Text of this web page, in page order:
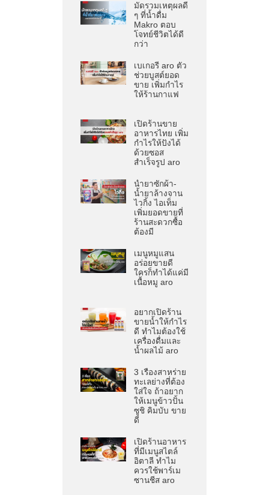
มัดรวมเหตุผลดี
ๆ ที่น้ำดื่ม
Makro ตอบ
โจทย์ชีวิตได้ดี
กว่า
เบเกอรี aro ตัว
ช่วยบูสต์ยอด
ขาย เพิ่มกำไร
ให้ร้านกาแฟ
เปิดร้านขาย
อาหารไทย เพิ่ม
กำไรให้ปังได้
ด้วยซอส
สำเร็จรูป aro
น้ำยาซักผ้า-
น้ำยาล้างจาน
ไวกิ้ง ไอเท็ม
เพิ่มยอดขายที่
ร้านสะดวกซื้อ
ต้องมี
เมนูหมูแสน
อร่อยขายดี
ใครก็ทำได้แค่มี
เนื้อหมู aro
อยากเปิดร้าน
ขายน้ำให้กำไร
ดี ทำไมต้องใช้
เครื่องดื่มและ
น้ำผลไม้ aro
3 เรื่องสาหร่าย
ทะเลย่างที่ต้อง
ใส่ใจ ถ้าอยาก
ให้เมนูข้าวปั้น
ซูชิ คิมบับ ขาย
ดี
เปิดร้านอาหาร
ที่มีเมนูสไตล์
อิตาลี ทำไม
ควรใช้พาร์เม
ซานชีส aro